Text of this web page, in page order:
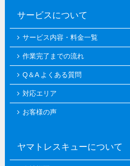
サービスについて
サービス内容・料金一覧
作業完了までの流れ
Q＆A よくある質問
対応エリア
お客様の声
ヤマトレスキューについて